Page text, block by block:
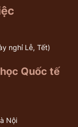
nghỉ Lễ, Tết)
Quốc tế
Nội